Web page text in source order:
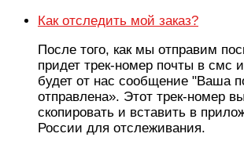
Как отследить мой заказ?
После того, как мы отправим
придет трек-номер почты в смс
будет от нас сообщение "Ваша
отправлена». Этот трек-номер
скопировать и вставить в
России для отслеживания.